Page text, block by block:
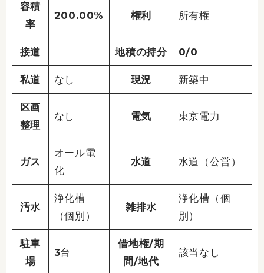
容積
率
200.00% 権利 所有権
接道 地積の持分 0/0
私道 なし 現況 新築中
区画
整理
なし 電気 東京電力
ガス
オール電
化
水道 水道（公営）
汚水
浄化槽
（個別）
雑排水
浄化槽（個
別）
駐車
場
3台
借地権/期
間/地代
該当なし